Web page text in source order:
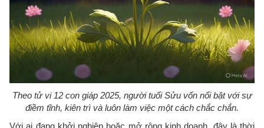
Theo tử vi 12 con giáp 2025, người tuổi Sửu vốn nổi bật với sự
điềm tĩnh, kiên trì và luôn làm việc một cách chắc chắn.